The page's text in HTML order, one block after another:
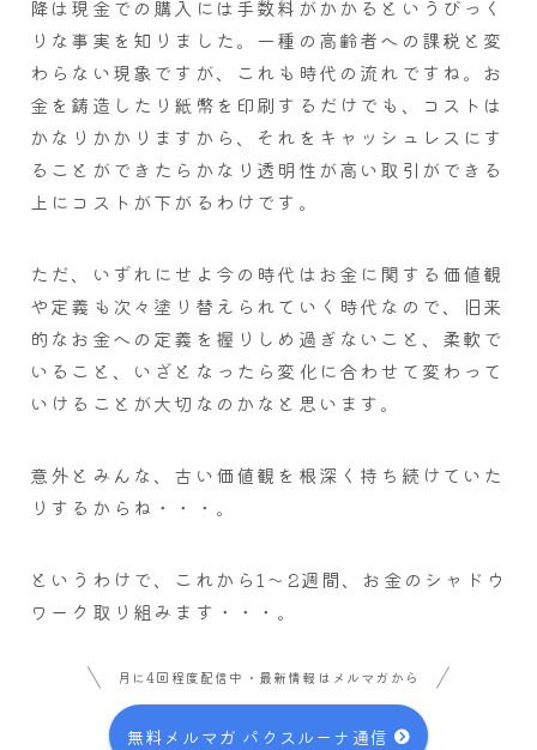
降は現金での購入には手数料がかかるというびっく
りな事実を知りました。一種の高齢者への課税と変
わらない現象ですが、これも時代の流れですね。お
金を鋳造したり紙幣を印刷するだけでも、コストは
かなりかかりますから、それをキャッシュレスにす
ることができたらかなり透明性が高い取引ができる
上にコストが下がるわけです。
ただ、いずれにせよ今の時代はお金に関する価値観
や定義も次々塗り替えられていく時代なので、旧来
的なお金への定義を握りしめ過ぎないこと、柔軟で
いること、いざとなったら変化に合わせて変わって
いけることが大切なのかなと思います。
意外とみんな、古い価値観を根深く持ち続けていた
りするからね・・・。
というわけで、これから1～2週間、お金のシャドウ
ワーク取り組みます・・・。
月に4回程度配信中・最新情報はメルマガから
無料メルマガ パクスルーナ通信